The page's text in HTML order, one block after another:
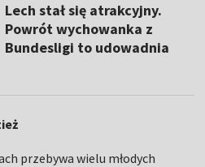
Lech stał się atrakcyjny.
Powrót wychowanka z
Bundesligi to udowadnia
przebywa wielu młodych